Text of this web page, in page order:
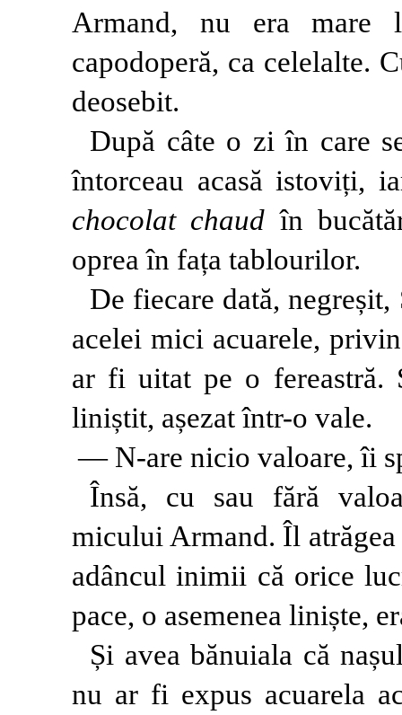
Armand, nu era
capodoperă, ca celelalte.
deosebit.
După câte o zi în care
întorceau acasă istoviți,
chocolat chaud în
oprea în fața tablourilor.
De fiecare dată,
acelei mici acuarele,
ar fi uitat pe o fereastră.
liniștit, așezat într-o vale.
— N-are nicio valoare, îi
Însă, cu sau fără
micului Armand. Îl
adâncul inimii că orice
pace, o asemenea liniște,
Și avea bănuiala că
nu ar fi expus acuarela